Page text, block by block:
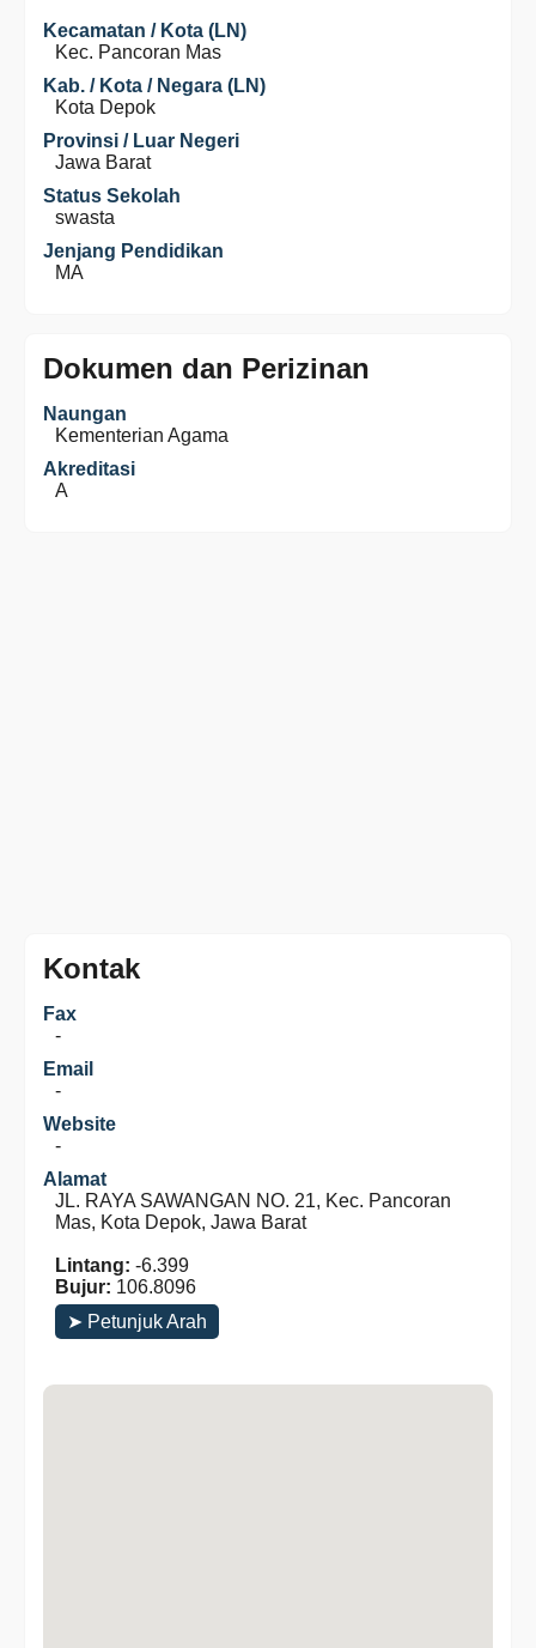
Kecamatan / Kota (LN)
Kec. Pancoran Mas
Kab. / Kota / Negara (LN)
Kota Depok
Provinsi / Luar Negeri
Jawa Barat
Status Sekolah
swasta
Jenjang Pendidikan
MA
Dokumen dan Perizinan
Naungan
Kementerian Agama
Akreditasi
A
Kontak
Fax
-
Email
-
Website
-
Alamat
JL. RAYA SAWANGAN NO. 21, Kec. Pancoran
Mas, Kota Depok, Jawa Barat
Lintang: -6.399
Bujur: 106.8096
➤ Petunjuk Arah